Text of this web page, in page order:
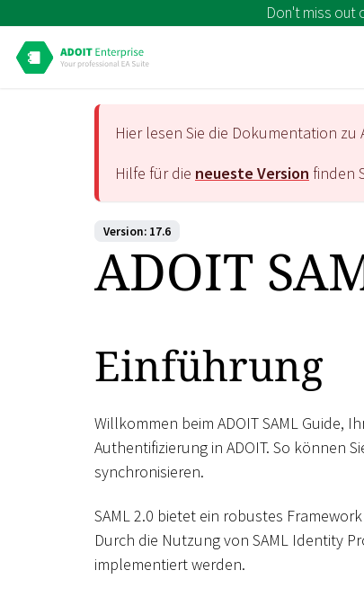
Don't miss out
Hier lesen Sie die Dokumentation zu
Hilfe für die neueste Version finden
Version: 17.6
ADOIT
Einführung
Willkommen beim ADOIT SAML Guide,
Authentifizierung in ADOIT. So können
synchronisieren.
SAML 2.0 bietet ein robustes
Durch die Nutzung von SAML Identity
implementiert werden.